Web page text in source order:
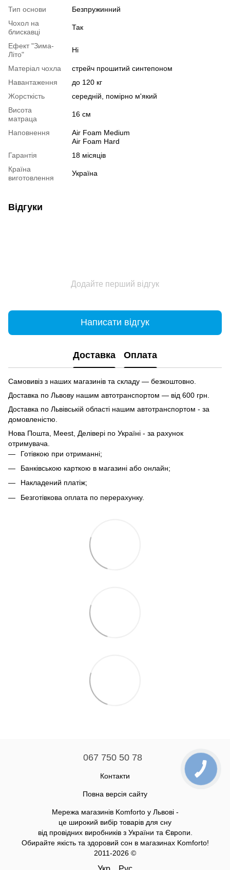
Тип основи
Безпружинний
Чохол на
блискавці
Так
Ефект "Зима-
Літо"
Ні
Матеріал чохла
стрейч прошитий синтепоном
Навантаження
до 120 кг
Жорсткість
середній, помірно м'який
Висота
матраца
16 см
Наповнення
Air Foam Medium
Air Foam Hard
Гарантія
18 місяців
Країна
виготовлення
Україна
Відгуки
Додайте перший відгук
Написати відгук
Доставка Оплата
Самовивіз з наших магазинів та складу — безкоштовно.
Доставка по Львову нашим автотранспортом — від 600 грн.
Доставка по Львівській області нашим автотранспортом - за
домовленістю.
Нова Пошта, Meest, Делівері по Україні - за рахунок
отримувача.
Готівкою при отриманні;
Банківською карткою в магазині або онлайн;
Накладений платіж;
Безготівкова оплата по перерахунку.
067 750 50 78
Контакти
Повна версія сайту
Мережа магазинів Komforto у Львові -
це широкий вибір товарів для сну
від провідних виробників з України та Європи.
Обирайте якість та здоровий сон в магазинах Komforto!
2011-2026 ©